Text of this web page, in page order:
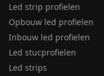
Led strip profielen
Opbouw led profielen
Inbouw led profielen
Led stucprofielen
Led strips